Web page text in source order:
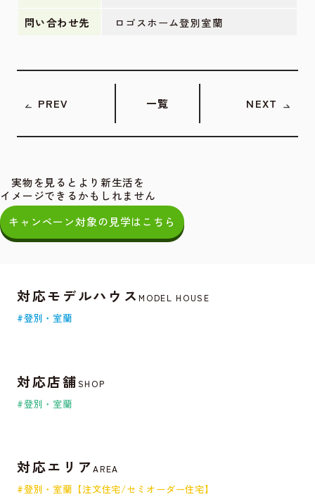
問い合わせ先
ロゴスホーム登別室蘭
PREV 一覧 NEXT
実物を見るとより新生活を
イメージできるかもしれません
キャンペーン対象の見学はこちら
対応モデルハウスMODEL HOUSE
#登別・室蘭
対応店舗SHOP
#登別・室蘭
対応エリアAREA
#登別・室蘭【注文住宅/セミオーダー住宅】